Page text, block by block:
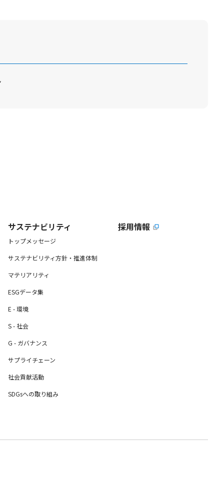
サステナビリティ
トップメッセージ
サステナビリティ方針・推進体制
マテリアリティ
ESGデータ集
E - 環境
S - 社会
G - ガバナンス
サプライチェーン
社会貢献活動
SDGsへの取り組み
採用情報